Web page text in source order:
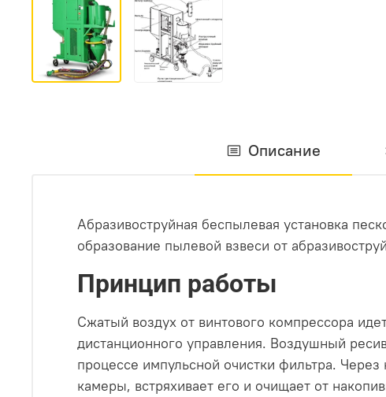
Описание
Абразивоструйная беспылевая установка
образование пылевой взвеси от
Принцип работы
Сжатый воздух от винтового компрессора
дистанционного управления. Воздушный
процессе импульсной очистки фильтра.
камеры, встряхивает его и очищает от